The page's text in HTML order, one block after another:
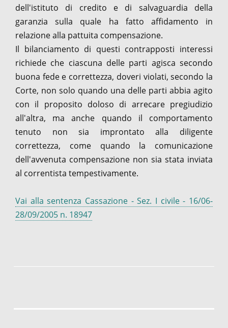
dell'istituto di credito e di salvaguardia della
garanzia sulla quale ha fatto affidamento in
relazione alla pattuita compensazione.
Il bilanciamento di questi contrapposti interessi
richiede che ciascuna delle parti agisca secondo
buona fede e correttezza, doveri violati, secondo la
Corte, non solo quando una delle parti abbia agito
con il proposito doloso di arrecare pregiudizio
all'altra, ma anche quando il comportamento
tenuto non sia improntato alla diligente
correttezza, come quando la comunicazione
dell'avvenuta compensazione non sia stata inviata
al correntista tempestivamente.
Vai alla sentenza Cassazione - Sez. I civile - 16/06-
28/09/2005 n. 18947